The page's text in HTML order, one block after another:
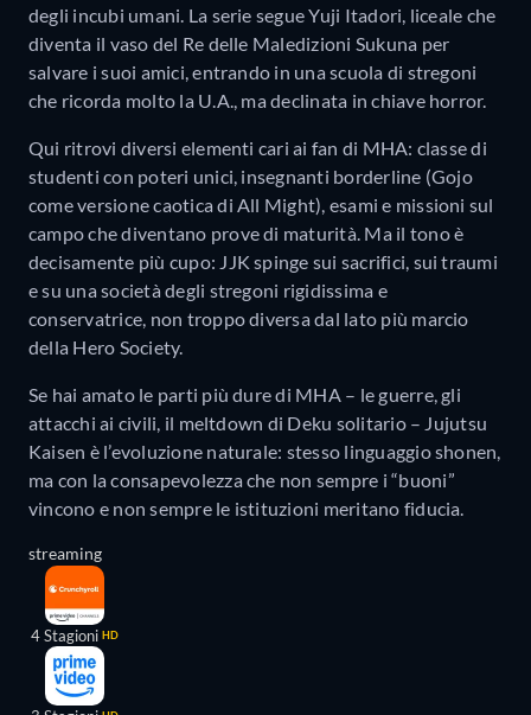
degli incubi umani. La serie segue Yuji Itadori, liceale che
diventa il vaso del Re delle Maledizioni Sukuna per
salvare i suoi amici, entrando in una scuola di stregoni
che ricorda molto la U.A., ma declinata in chiave horror.
Qui ritrovi diversi elementi cari ai fan di MHA: classe di
studenti con poteri unici, insegnanti borderline (Gojo
come versione caotica di All Might), esami e missioni sul
campo che diventano prove di maturità. Ma il tono è
decisamente più cupo: JJK spinge sui sacrifici, sui traumi
e su una società degli stregoni rigidissima e
conservatrice, non troppo diversa dal lato più marcio
della Hero Society.
Se hai amato le parti più dure di MHA – le guerre, gli
attacchi ai civili, il meltdown di Deku solitario – Jujutsu
Kaisen è l’evoluzione naturale: stesso linguaggio shonen,
ma con la consapevolezza che non sempre i “buoni”
vincono e non sempre le istituzioni meritano fiducia.
streaming
4 Stagioni HD